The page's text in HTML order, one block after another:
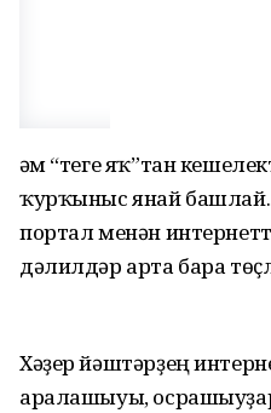
Һәм “теге яҡ”тан
ҡурҡыныс янай
портал менән
дәлилдәр арта бара
Хәҙер йәштәрҙең
аралашыуы,